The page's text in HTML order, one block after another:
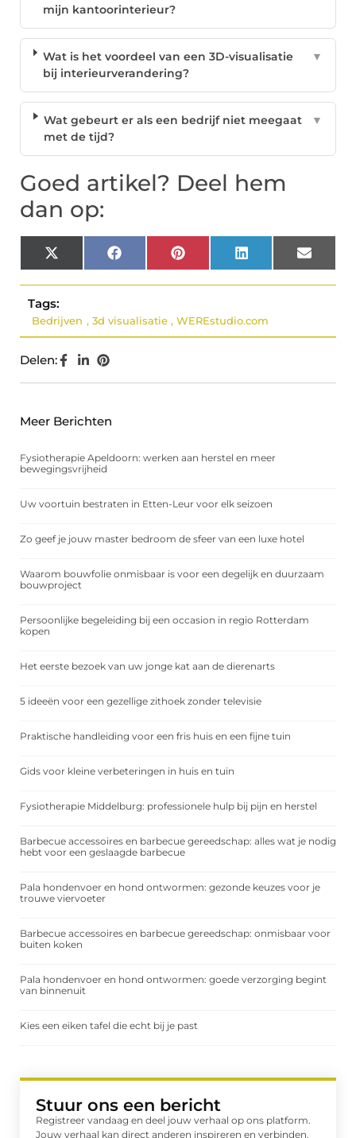
mijn kantoorinterieur?
Wat is het voordeel van een 3D-visualisatie
bij interieurverandering?
▼
Wat gebeurt er als een bedrijf niet meegaat
met de tijd?
▼
Goed artikel? Deel hem
dan op:
X
(Twitter)
Facebook Pinterest LinkedIn Email
Tags:
Bedrijven , 3d visualisatie , WEREstudio.com
Delen:
Meer Berichten
Fysiotherapie Apeldoorn: werken aan herstel en meer
bewegingsvrijheid
Uw voortuin bestraten in Etten-Leur voor elk seizoen
Zo geef je jouw master bedroom de sfeer van een luxe hotel
Waarom bouwfolie onmisbaar is voor een degelijk en duurzaam
bouwproject
Persoonlijke begeleiding bij een occasion in regio Rotterdam
kopen
Het eerste bezoek van uw jonge kat aan de dierenarts
5 ideeën voor een gezellige zithoek zonder televisie
Praktische handleiding voor een fris huis en een fijne tuin
Gids voor kleine verbeteringen in huis en tuin
Fysiotherapie Middelburg: professionele hulp bij pijn en herstel
Barbecue accessoires en barbecue gereedschap: alles wat je nodig
hebt voor een geslaagde barbecue
Pala hondenvoer en hond ontwormen: gezonde keuzes voor je
trouwe viervoeter
Barbecue accessoires en barbecue gereedschap: onmisbaar voor
buiten koken
Pala hondenvoer en hond ontwormen: goede verzorging begint
van binnenuit
Kies een eiken tafel die echt bij je past
Stuur ons een bericht
Registreer vandaag en deel jouw verhaal op ons platform.
Jouw verhaal kan direct anderen inspireren en verbinden.